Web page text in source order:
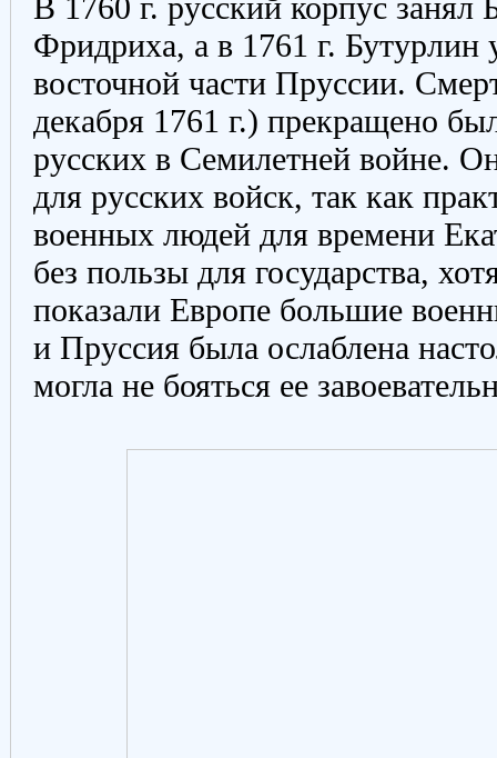
В 1760 г. русский корпус занял
Фридриха, а в 1761 г. Бутурлин
восточной части Пруссии.
декабря 1761 г.) прекращено
русских в Семилетней войне.
для русских войск, так как
военных людей для времени
без пользы для государства,
показали Европе большие
и Пруссия была ослаблена
могла не бояться ее